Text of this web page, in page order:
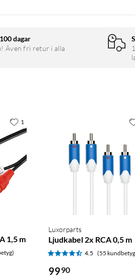
dagar
Även fri retur i alla
1,5 m
1
Luxorparts
Ljudkabel 2x RCA 0,5 m
4.5 (55
9990